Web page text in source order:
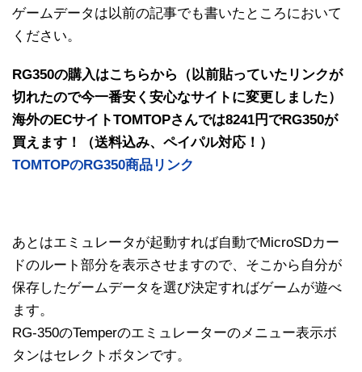
ゲームデータは以前の記事でも書いたところにおいて
ください。
RG350の購入はこちらから（以前貼っていたリンクが
切れたので今一番安く安心なサイトに変更しました）
海外のECサイトTOMTOPさんでは8241円でRG350が
買えます！（送料込み、ペイパル対応！）
TOMTOPのRG350商品リンク
あとはエミュレータが起動すれば自動でMicroSDカー
ドのルート部分を表示させますので、そこから自分が
保存したゲームデータを選び決定すればゲームが遊べ
ます。
RG-350のTemperのエミュレーターのメニュー表示ボ
タンはセレクトボタンです。